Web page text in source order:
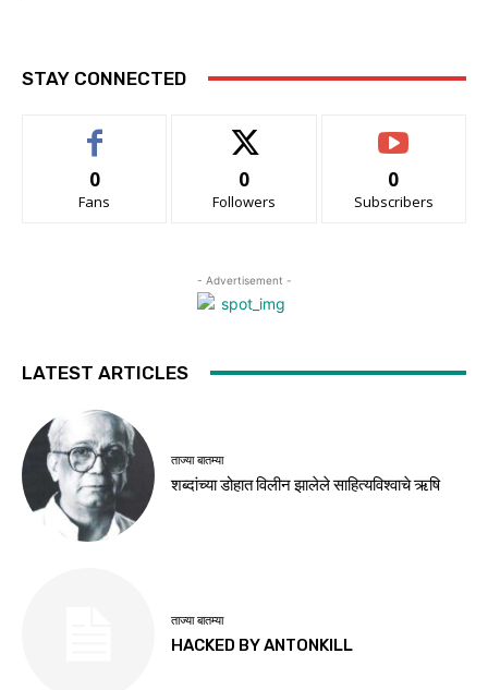
STAY CONNECTED
0
Fans
0
Followers
0
Subscribers
- Advertisement -
LATEST ARTICLES
ताज्या बातम्या
शब्दांच्या डोहात विलीन झालेले साहित्यविश्वाचे ऋषि
ताज्या बातम्या
HACKED BY ANTONKILL